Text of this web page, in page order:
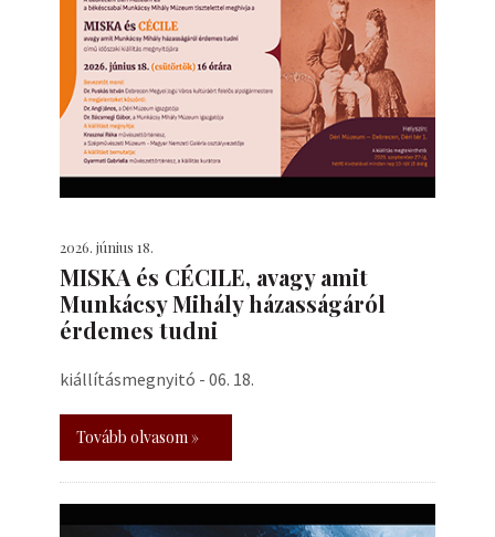
2026. június 18.
MISKA és CÉCILE, avagy amit
Munkácsy Mihály házasságáról
érdemes tudni
kiállításmegnyitó - 06. 18.
Tovább olvasom »